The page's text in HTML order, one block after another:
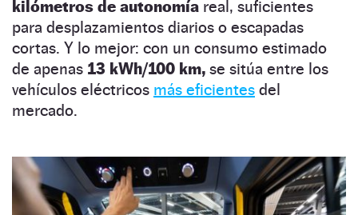
kilómetros de autonomía real, suficientes
para desplazamientos diarios o escapadas
cortas. Y lo mejor: con un consumo estimado
de apenas 13 kWh/100 km, se sitúa entre los
vehículos eléctricos más eficientes del
mercado.